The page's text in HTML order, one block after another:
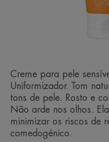
Creme para pele
Uniformizador. Tom
tons de pele. Rosto e
Não arde nos olhos.
minimizar os riscos de
comedogénico.